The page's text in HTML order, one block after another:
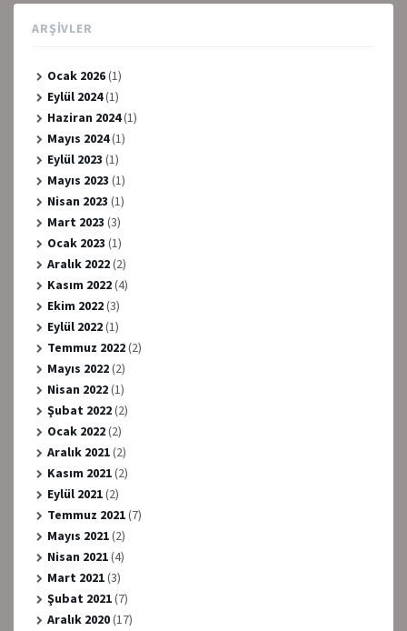
ARŞIVLER
Ocak 2026(1)
Eylül 2024(1)
Haziran 2024(1)
Mayıs 2024(1)
Eylül 2023 (1)
Mayıs 2023 (1)
Nisan 2023 (1)
Mart 2023 (3)
Ocak 2023 (1)
Aralık 2022(2)
Kasım 2022(4)
Ekim 2022(3)
Eylül 2022(1)
Temmuz 2022(2)
Mayıs 2022(2)
Nisan 2022(1)
Şubat 2022(2)
Ocak 2022(2)
Aralık 2021(2)
Kasım 2021(2)
Eylül 2021(2)
Temmuz 2021(7)
Mayıs 2021(2)
Nisan 2021(4)
Mart 2021(3)
Şubat 2021(7)
Aralık 2020(17)